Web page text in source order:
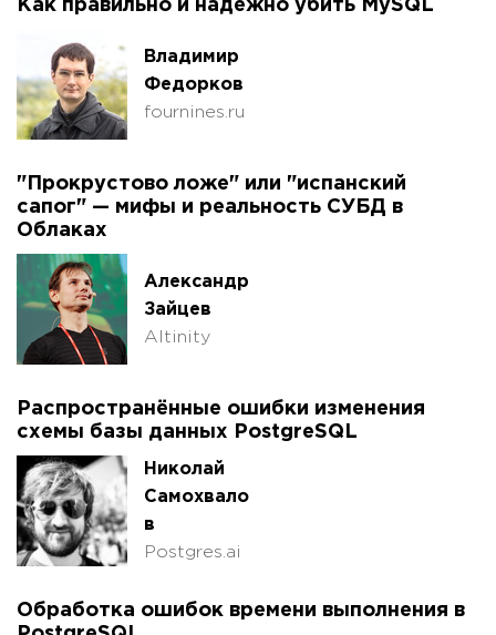
Как правильно и надежно убить MySQL
Владимир
Федорков
fournines.ru
"Прокрустово ложе" или "испанский
сапог" — мифы и реальность СУБД в
Облаках
Александр
Зайцев
Altinity
Распространённые ошибки изменения
схемы базы данных PostgreSQL
Николай
Самохвало
в
Postgres.ai
Обработка ошибок времени выполнения в